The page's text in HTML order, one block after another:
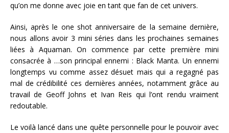
qu’on me donne avec joie en tant que fan de cet univers.
Ainsi, après le one shot anniversaire de la semaine dernière,
nous allons avoir 3 mini séries dans les prochaines semaines
liées à Aquaman. On commence par cette première mini
consacrée à …son principal ennemi : Black Manta. Un ennemi
longtemps vu comme assez désuet mais qui a regagné pas
mal de crédibilité ces dernières années, notamment grâce au
travail de Geoff Johns et Ivan Reis qui l’ont rendu vraiment
redoutable.
Le voilà lancé dans une quête personnelle pour le pouvoir avec